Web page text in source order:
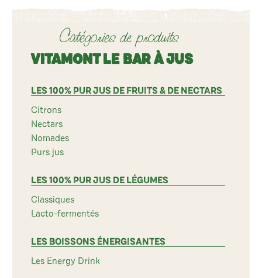
Catégories de produits
VITAMONT LE BAR À JUS
LES 100% PUR JUS DE FRUITS & DE NECTARS
Citrons
Nectars
Nomades
Purs jus
LES 100% PUR JUS DE LÉGUMES
Classiques
Lacto-fermentés
LES BOISSONS ÉNERGISANTES
Les Energy Drink